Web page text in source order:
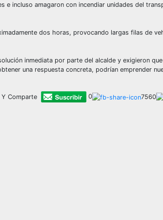
e incluso amagaron con incendiar unidades del
dos horas, provocando largas filas de
inmediata por parte del alcalde y exigieron
una respuesta concreta, podrían emprender
Y Comparte 0 7560